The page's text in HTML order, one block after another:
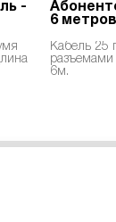
-
6
Кабель 25
разъемами
6м.